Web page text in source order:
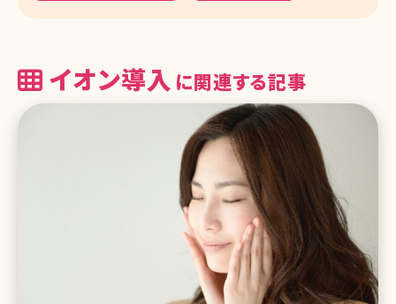
イオン導入 に関連する記事